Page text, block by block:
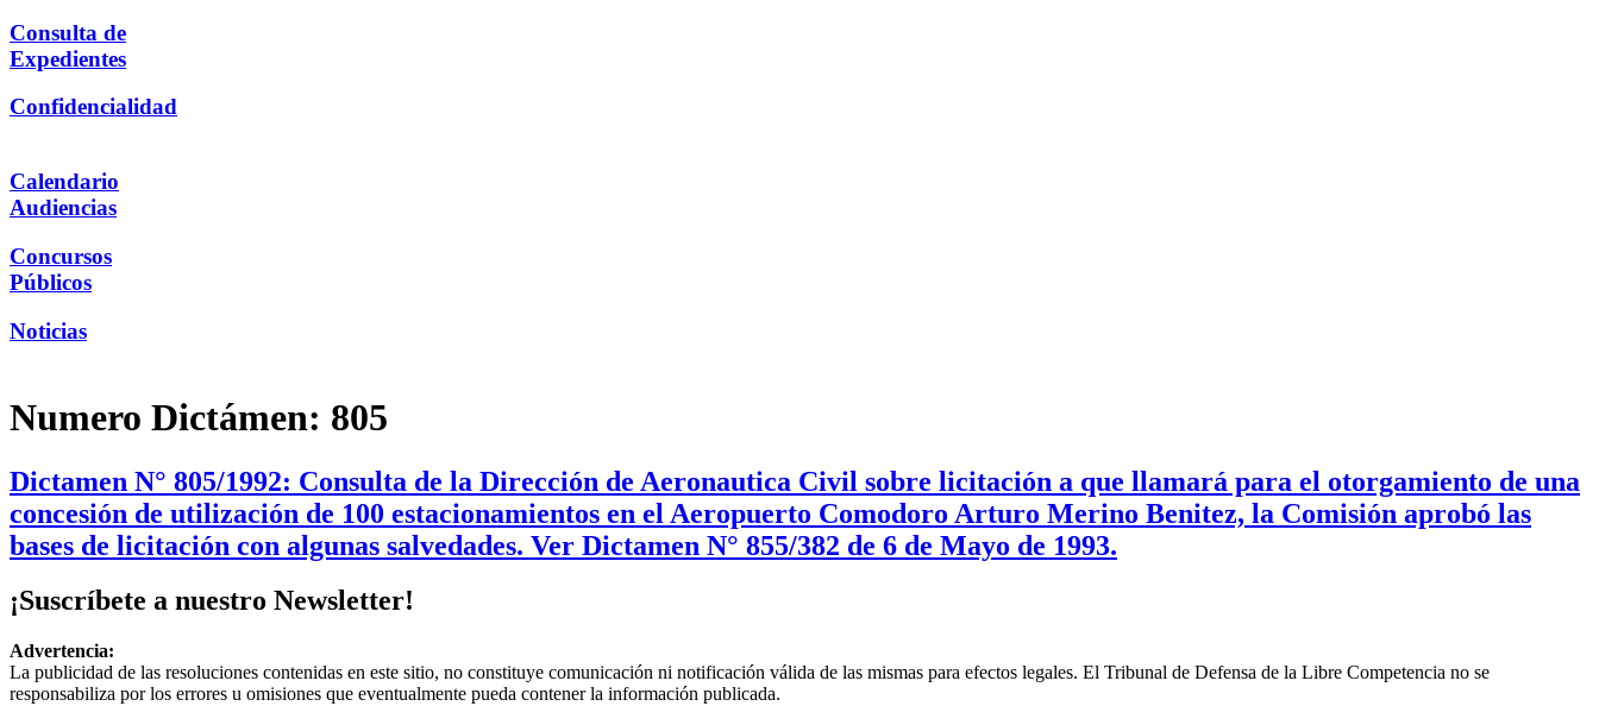
Consulta de
Expedientes
Confidencialidad
Calendario
Audiencias
Concursos
Públicos
Noticias
Numero Dictámen: 805
Dictamen N° 805/1992: Consulta de la Dirección de Aeronautica Civil sobre licitación a que llamará para el otorgamiento de una
concesión de utilización de 100 estacionamientos en el Aeropuerto Comodoro Arturo Merino Benitez, la Comisión aprobó las
bases de licitación con algunas salvedades. Ver Dictamen N° 855/382 de 6 de Mayo de 1993.
¡Suscríbete a nuestro Newsletter!
Advertencia:
La publicidad de las resoluciones contenidas en este sitio, no constituye comunicación ni notificación válida de las mismas para efectos legales. El Tribunal de Defensa de la Libre Competencia no se
responsabiliza por los errores u omisiones que eventualmente pueda contener la información publicada.